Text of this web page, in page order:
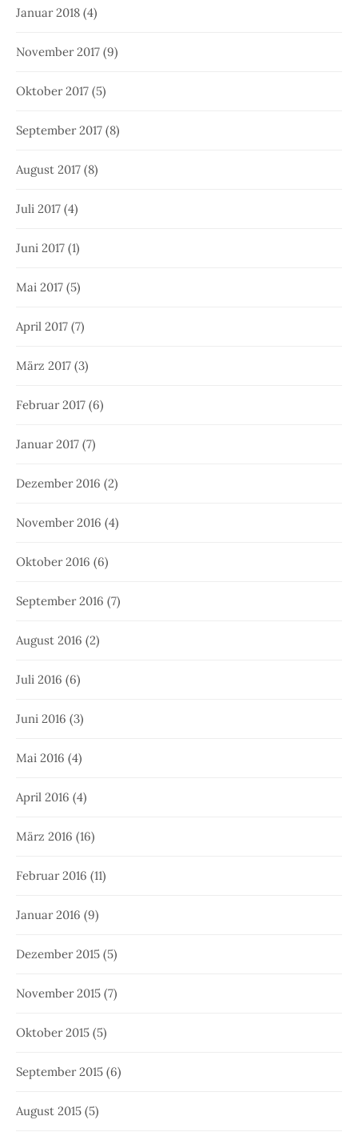
Januar 2018 (4)
November 2017 (9)
Oktober 2017 (5)
September 2017 (8)
August 2017 (8)
Juli 2017 (4)
Juni 2017 (1)
Mai 2017 (5)
April 2017 (7)
März 2017 (3)
Februar 2017 (6)
Januar 2017 (7)
Dezember 2016 (2)
November 2016 (4)
Oktober 2016 (6)
September 2016 (7)
August 2016 (2)
Juli 2016 (6)
Juni 2016 (3)
Mai 2016 (4)
April 2016 (4)
März 2016 (16)
Februar 2016 (11)
Januar 2016 (9)
Dezember 2015 (5)
November 2015 (7)
Oktober 2015 (5)
September 2015 (6)
August 2015 (5)